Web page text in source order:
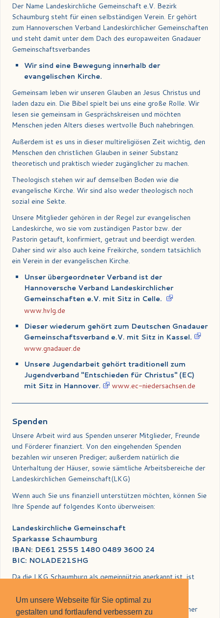
Um unsere Webseite für Sie optimal zu
gestalten und fortlaufend verbessern zu
Der Name Landeskirchliche Gemeinschaft e.V. Bezirk
Schaumburg steht für einen selbständigen Verein. Er gehört
zum Hannoverschen Verband Landeskirchlicher Gemeinschaften
und steht damit unter dem Dach des europaweiten Gnadauer
Gemeinschaftsverbandes
Wir sind eine Bewegung innerhalb der
evangelischen Kirche.
Gemeinsam leben wir unseren Glauben an Jesus Christus und
laden dazu ein. Die Bibel spielt bei uns eine große Rolle. Wir
lesen sie gemeinsam in Gesprächskreisen und möchten
Menschen jeden Alters dieses wertvolle Buch nahebringen.
Außerdem ist es uns in dieser multireligiösen Zeit wichtig, den
Menschen den christlichen Glauben in seiner Substanz
theoretisch und praktisch wieder zugänglicher zu machen.
Theologisch stehen wir auf demselben Boden wie die
evangelische Kirche. Wir sind also weder theologisch noch
sozial eine Sekte.
Unsere Mitglieder gehören in der Regel zur evangelischen
Landeskirche, wo sie vom zuständigen Pastor bzw. der
Pastorin getauft, konfirmiert, getraut und beerdigt werden.
Daher sind wir also auch keine Freikirche, sondern tatsächlich
ein Verein in der evangelischen Kirche.
Unser übergeordneter Verband ist der
Hannoversche Verband Landeskirchlicher
Gemeinschaften e.V. mit Sitz in Celle.
www.hvlg.de
Dieser wiederum gehört zum Deutschen Gnadauer
Gemeinschaftsverband e.V. mit Sitz in Kassel.
www.gnadauer.de
Unsere Jugendarbeit gehört traditionell zum
Jugendverband "Entschieden für Christus" (EC)
mit Sitz in Hannover.
www.ec-niedersachsen.de
Spenden
Unsere Arbeit wird aus Spenden unserer Mitglieder, Freunde
und Förderer finanziert. Von den eingehenden Spenden
bezahlen wir unseren Prediger; außerdem natürlich die
Unterhaltung der Häuser, sowie sämtliche Arbeitsbereiche der
Landeskirchlichen Gemeinschaft(LKG)
Wenn auch Sie uns finanziell unterstützen möchten, können Sie
Ihre Spende auf folgendes Konto überweisen:
Landeskirchliche Gemeinschaft
Sparkasse Schaumburg
IBAN: DE61 2555 1480 0489 3600 24
BIC: NOLADE21SHG
Da die LKG Schaumburg als gemeinnützig anerkannt ist, ist
Jahresbeginn des Folgejahres automatisch eine
Spendenbescheinigung zugeschickt. Sollten Sie diese früher